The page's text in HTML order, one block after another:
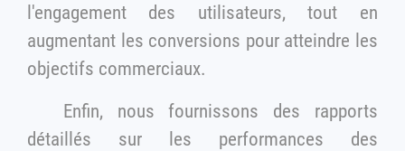
l'engagement des utilisateurs, tout en
augmentant les conversions pour atteindre les
objectifs commerciaux.
Enfin, nous fournissons des rapports
détaillés sur les performances des